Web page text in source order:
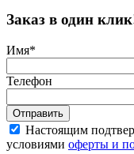
Заказ в один
Имя*
Телефон
Отправить
Настоящим
условиями оферты и